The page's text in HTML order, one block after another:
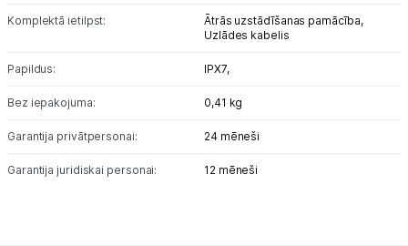
Tehnikas izvešana
Komplektā ietilpst:
Ātrās uzstādīšanas pamācība,
Uzlādes kabelis
Papildus: IPX7,
Bez iepakojuma: 0,41 kg
Garantija privātpersonai: 24 mēneši
Garantija juridiskai personai: 12 mēneši